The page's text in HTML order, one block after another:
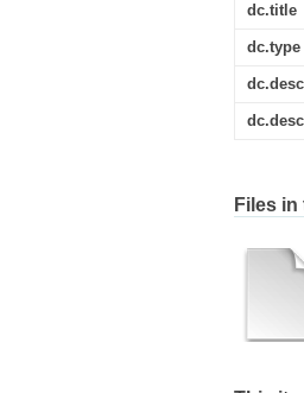
dc.title
dc.type
Files